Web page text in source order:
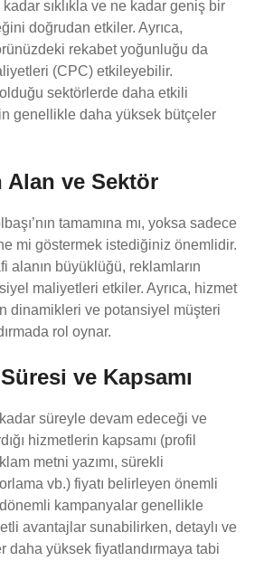
kadar sıklıkla ve ne kadar geniş bir
doğrudan etkiler. Ayrıca,
rekabet yoğunluğu da
(CPC) etkileyebilir.
sektörlerde daha etkili
genellikle daha yüksek bütçeler
Alan ve Sektör
tamamına mı, yoksa sadece
mi göstermek istediğiniz önemlidir.
alanın büyüklüğü, reklamların
maliyetleri etkiler. Ayrıca, hizmet
dinamikleri ve potansiyel müşteri
rol oynar.
ve Kapsamı
süreyle devam edeceği ve
hizmetlerin kapsamı (profil
metni yazımı, sürekli
vb.) fiyatı belirleyen önemli
kampanyalar genellikle
avantajlar sunabilirken, detaylı ve
daha yüksek fiyatlandırmaya tabi